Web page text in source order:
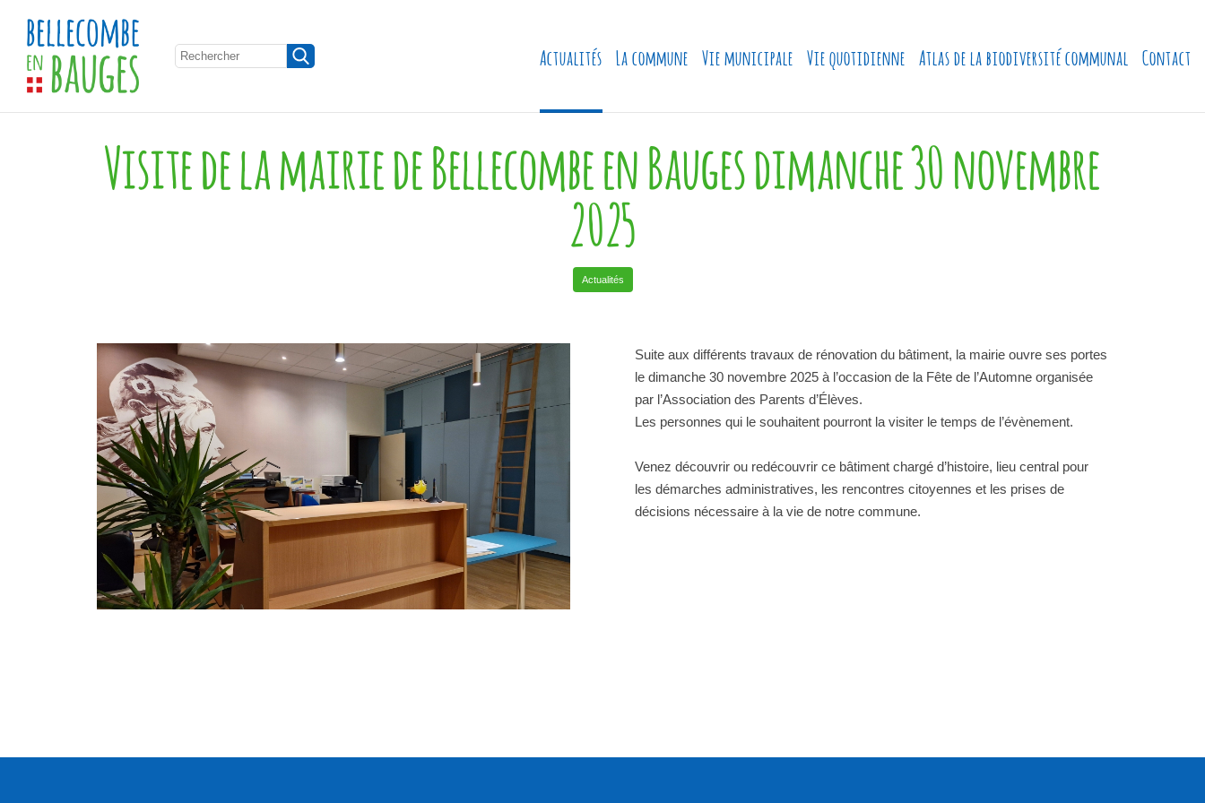
Actualités La commune Vie municipale Vie quotidienne Atlas de la biodiversité communal Contact
Visite de la mairie de Bellecombe en Bauges dimanche 30 novembre
2025
Actualités
Suite aux différents travaux de rénovation du bâtiment, la mairie ouvre ses portes
le dimanche 30 novembre 2025 à l’occasion de la Fête de l’Automne organisée
par l’Association des Parents d’Élèves.
Les personnes qui le souhaitent pourront la visiter le temps de l’évènement.
Venez découvrir ou redécouvrir ce bâtiment chargé d’histoire, lieu central pour
les démarches administratives, les rencontres citoyennes et les prises de
décisions nécessaire à la vie de notre commune.